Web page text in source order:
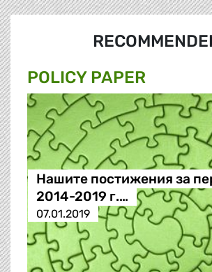
POLICY PAPER
Нашите постижения за
2014-2019 г.…
07.01.2019